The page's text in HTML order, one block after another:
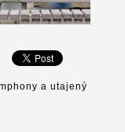
a utajený